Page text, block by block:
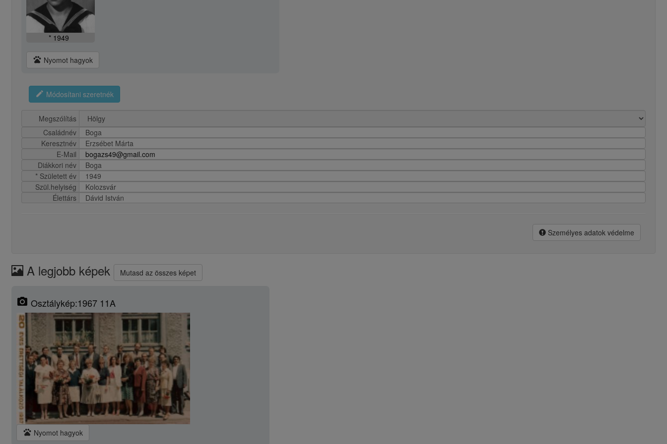
* 1949
pets Nyomot hagyok
edit Módosítani szeretnék
Megszólítás
Családnév
Boga
Keresztnév
Erzsébet Márta
E-Mail
bogazs49@gmail.com
Diákkori név
Boga
* Született év
1949
Szül.helyiség
Kolozsvár
Élettárs
Dávid István
Személyes adatok védelme
A legjobb képek Mutasd az összes képet
photo_camera Osztálykép:1967 11A
pets Nyomot hagyok